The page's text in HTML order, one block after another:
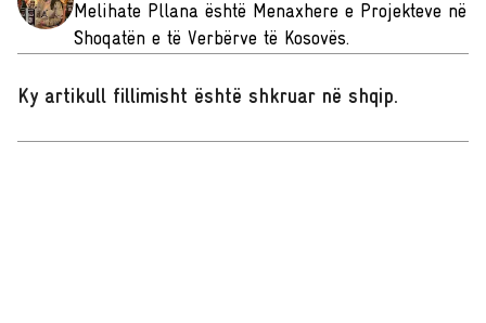
Melihate Pllana është Menaxhere e Projekteve në
Shoqatën e të Verbërve të Kosovës.
Ky artikull fillimisht është shkruar në shqip.